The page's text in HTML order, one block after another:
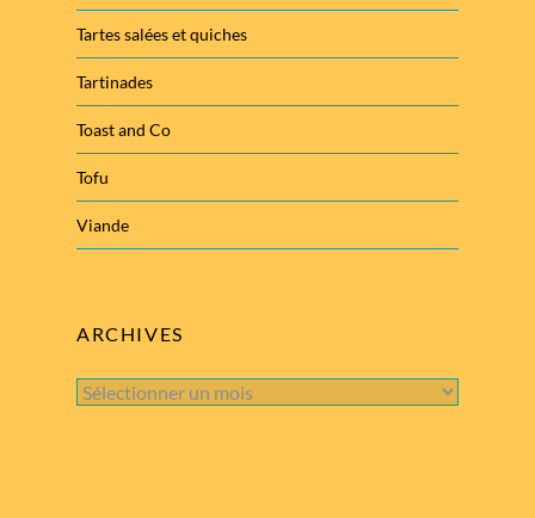
Tartes salées et quiches
Tartinades
Toast and Co
Tofu
Viande
ARCHIVES
Archives